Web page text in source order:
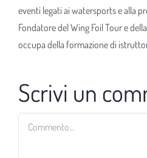
eventi legati ai watersports e alla
Fondatore del Wing Foil Tour e
occupa della formazione di
Scrivi un
Commento